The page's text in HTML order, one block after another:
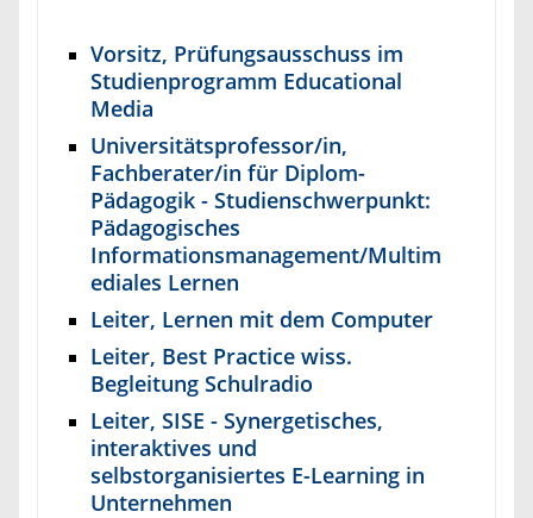
Vorsitz, Prüfungsausschuss im
Studienprogramm Educational
Media
Universitätsprofessor/in,
Fachberater/in für Diplom-
Pädagogik - Studienschwerpunkt:
Pädagogisches
Informationsmanagement/Multim
ediales Lernen
Leiter, Lernen mit dem Computer
Leiter, Best Practice wiss.
Begleitung Schulradio
Leiter, SISE - Synergetisches,
interaktives und
selbstorganisiertes E-Learning in
Unternehmen